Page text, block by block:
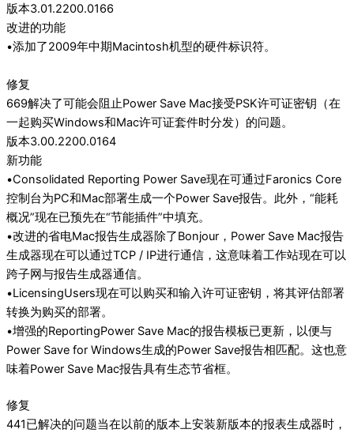
版本3.01.2200.0166
改进的功能
•添加了2009年中期Macintosh机型的硬件标识符。
修复
669解决了可能会阻止Power Save Mac接受PSK许可证密钥（在
一起购买Windows和Mac许可证套件时分发）的问题。
版本3.00.2200.0164
新功能
•Consolidated Reporting Power Save现在可通过Faronics Core
控制台为PC和Mac部署生成一个Power Save报告。此外，“能耗
概况”现在已预先在“节能插件”中填充。
•改进的省电Mac报告生成器除了Bonjour，Power Save Mac报告
生成器现在可以通过TCP / IP进行通信，这意味着工作站现在可以
跨子网与报告生成器通信。
•LicensingUsers现在可以购买和输入许可证密钥，将其评估部署
转换为购买的部署。
•增强的ReportingPower Save Mac的报告模板已更新，以便与
Power Save for Windows生成的Power Save报告相匹配。这也意
味着Power Save Mac报告具有生态节省框。
修复
441已解决的问题当在以前的版本上安装新版本的报表生成器时，